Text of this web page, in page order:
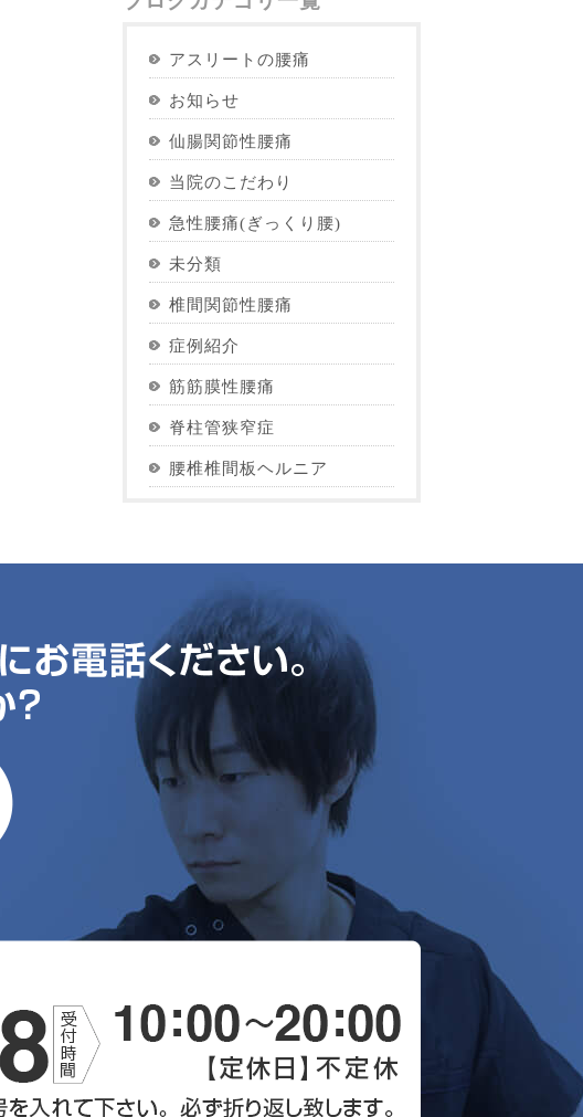
アスリートの腰痛
お知らせ
仙腸関節性腰痛
当院のこだわり
急性腰痛(ぎっくり腰)
未分類
椎間関節性腰痛
症例紹介
筋筋膜性腰痛
脊柱管狭窄症
腰椎椎間板ヘルニア